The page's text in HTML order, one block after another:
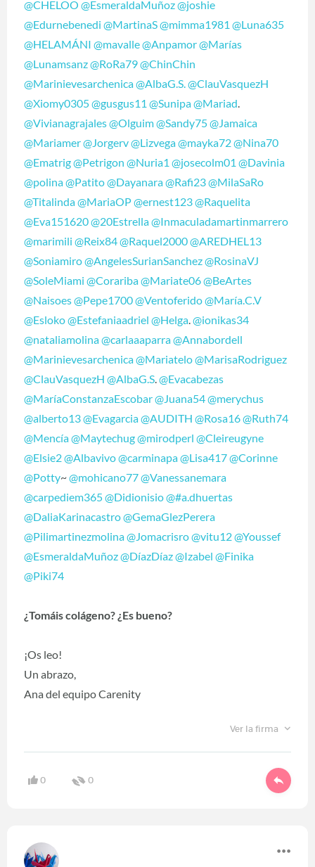
@CHELOO @EsmeraldaMuñoz@joshie
@Edurnebenedi @MartinaS@mimma1981 @Luna635
@HELAMÁNI @mavalle@Anpamor@Marías
@Lunamsanz@RoRa79@ChinChin
@Marinievesarchenica@AlbaG.S. @ClauVasquezH
@Xiomy0305@gusgus11 @Sunipa@Mariad
@Vivianagrajales@Olguim@Sandy75@Jamaica
@Mariamer@Jorgerv@Lizvega@mayka72@Nina70
@Ematrig@Petrigon @Nuria1 @josecolm01 @Davinia
@polina@Patito@Dayanara@Rafi23@MilaSaRo
@Titalinda@MariaOP@ernest123@Raquelita
@Eva151620@20Estrella@Inmaculadamartinmarrero
@marimili @Reix84@Raquel2000@AREDHEL13
@Soniamiro@AngelesSurianSanchez@RosinaVJ
@SoleMiami @Corariba@Mariate06@BeArtes
@Naisoes@Pepe1700@Ventoferido@María.C.V
@Esloko@Estefaniaadriel @Helga @ionikas34
@nataliamolina@carlaaaparra@Annabordell
@Marinievesarchenica@Mariatelo@MarisaRodriguez
@ClauVasquezH @AlbaG.S @Evacabezas
@MaríaConstanzaEscobar@Juana54@merychus
@alberto13@Evagarcia@AUDITH @Rosa16@Ruth74
@Mencía@Maytechug@mirodperl @Cleireugyne
@Elsie2@Albavivo@carminapa@Lisa417@Corinne
@Potty~@mohicano77@Vanessanemara
@carpediem365@Didionisio@#a.dhuertas
@DaliaKarinacastro@GemaGlezPerera
@Pilimartinezmolina@Jomacrisro@vitu12@Youssef
@EsmeraldaMuñoz@DíazDíaz@Izabel @Finika
@Piki74
¿Tomáis colágeno? ¿Es bueno?
¡Os leo!
Un abrazo,
Ana del equipo Carenity
Ver la firma
0 0